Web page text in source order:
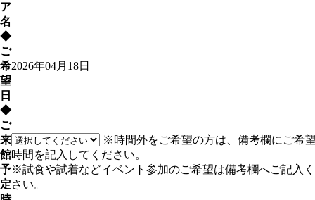
ア
名
◆
ご
希
望
日
2026年04月18日
◆
ご
来
館
予
定
※時間外をご希望の方は、備考欄にご希
時間を記入してください。
※試食や試着などイベント参加のご希望は備考欄へご記入
さい。